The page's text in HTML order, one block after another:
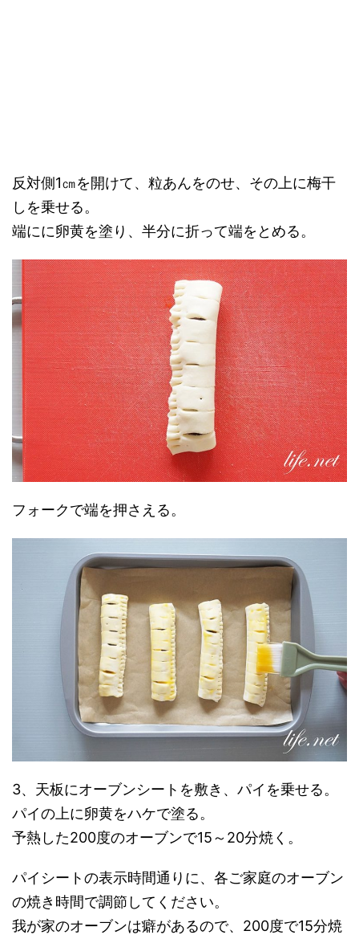
反対側1㎝を開けて、粒あんをのせ、その上に梅干
しを乗せる。
端にに卵黄を塗り、半分に折って端をとめる。
フォークで端を押さえる。
3、天板にオーブンシートを敷き、パイを乗せる。
パイの上に卵黄をハケで塗る。
予熱した200度のオーブンで15～20分焼く。
パイシートの表示時間通りに、各ご家庭のオーブン
の焼き時間で調節してください。
我が家のオーブンは癖があるので、200度で15分焼